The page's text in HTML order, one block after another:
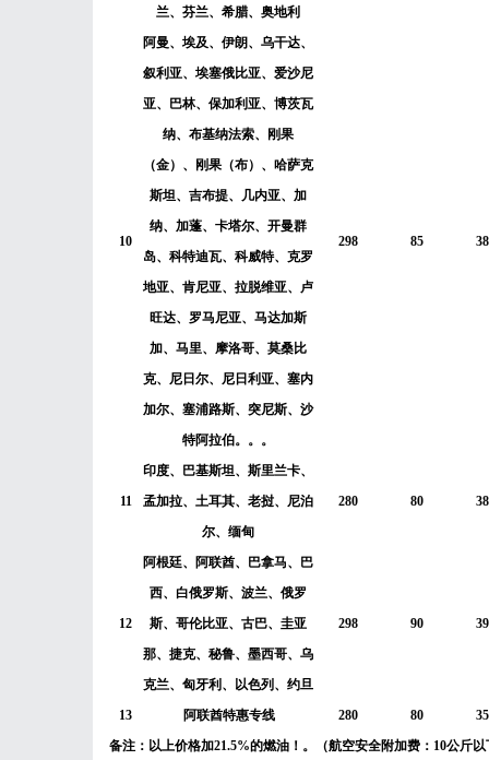
兰、芬兰、希腊、奥地利
10
阿曼、埃及、伊朗、乌干达、
叙利亚、埃塞俄比亚、爱沙尼
亚、巴林、保加利亚、博茨瓦
纳、布基纳法索、刚果
（金）、刚果（布）、哈萨克
斯坦、吉布提、几内亚、加
纳、加蓬、卡塔尔、开曼群
岛、科特迪瓦、科威特、克罗
地亚、肯尼亚、拉脱维亚、卢
旺达、罗马尼亚、马达加斯
加、马里、摩洛哥、莫桑比
克、尼日尔、尼日利亚、塞内
加尔、塞浦路斯、突尼斯、沙
特阿拉伯。。。
298 85
11
印度、巴基斯坦、斯里兰卡、
孟加拉、土耳其、老挝、尼泊
尔、缅甸
280 80
12
阿根廷、阿联酋、巴拿马、巴
西、白俄罗斯、波兰、俄罗
斯、哥伦比亚、古巴、圭亚
那、捷克、秘鲁、墨西哥、乌
克兰、匈牙利、以色列、约旦
298 90
13 阿联酋特惠专线 280 80
备注： 以上价格加21.5%的燃油！ 。（航空安全附加费：10公斤